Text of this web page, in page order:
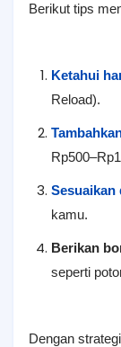
Berikut tips
Ketahui
Reload).
Sesuaikan
kamu.
Berikan
seperti
Dengan